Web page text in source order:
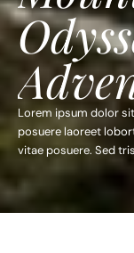
Lorem ipsum dolor
posuere laoreet
vitae posuere. Sed